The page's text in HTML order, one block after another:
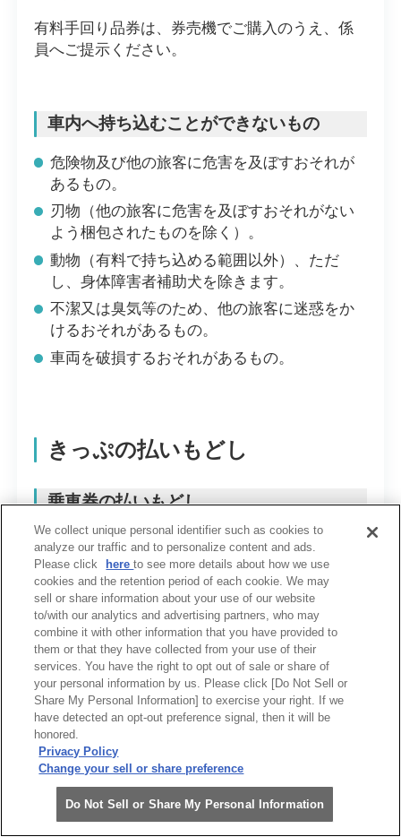
有料手回り品券は、券売機でご購入のうえ、係
員へご提示ください。
車内へ持ち込むことができないもの
危険物及び他の旅客に危害を及ぼすおそれが
あるもの。
刃物（他の旅客に危害を及ぼすおそれがない
よう梱包されたものを除く）。
動物（有料で持ち込める範囲以外）、ただ
し、身体障害者補助犬を除きます。
不潔又は臭気等のため、他の旅客に迷惑をか
けるおそれがあるもの。
車両を破損するおそれがあるもの。
きっぷの払いもどし
乗車券の払いもどし
きっぷの種類 払いもどしの条件
普通券 使用開始前で有効期
回数券 使用開始前で有効期
定期券 有効開始前
団体・貸切券 使用開始前で有効期
回数券の払いもどし
よくある質問・FAQ
We collect unique personal identifier such as cookies to
analyze our traffic and to personalize content and ads.
Please click
hereto see more details about how we use
cookies and the retention period of each cookie. We may
sell or share information about your use of our website
to/with our analytics and advertising partners, who may
combine it with other information that you have provided to
them or that they have collected from your use of their
services. You have the right to opt out of sale or share of
your personal information by us. Please click [Do Not Sell or
Share My Personal Information] to exercise your right. If we
have detected an opt-out preference signal, then it will be
honored.
Privacy Policy
Change your sell or share preference
Do Not Sell or Share My Personal Information